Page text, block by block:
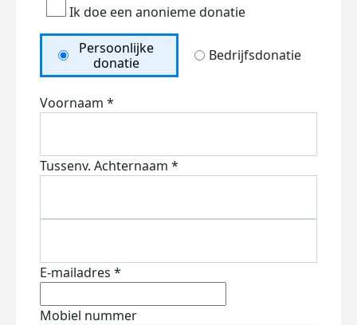
Ik doe een anonieme donatie
Persoonlijke
donatie
Bedrijfsdonatie
Voornaam *
Tussenv. Achternaam *
E-mailadres *
Mobiel nummer